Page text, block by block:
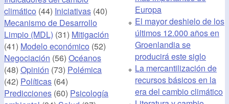
climático (44) Iniciativas (40)
Mecanismo de Desarrollo
Limpio (MDL) (31) Mitigación
(41) Modelo económico (52)
Negociación (56) Océanos
(48) Opinión (73) Polémica
(42) Políticas (64)
Predicciones (60) Psicología
Europa
El mayor deshielo de los
últimos 12.000 años en
Groenlandia se
producirá este siglo
La mercantilización de
recursos básicos en la
era del cambio climático